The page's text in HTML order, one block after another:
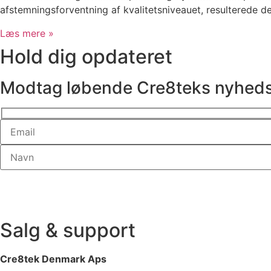
afstemningsforventning af kvalitetsniveauet, resulterede
Læs mere »
Hold dig opdateret
Modtag løbende Cre8teks
Salg & support
Cre8tek Denmark Aps